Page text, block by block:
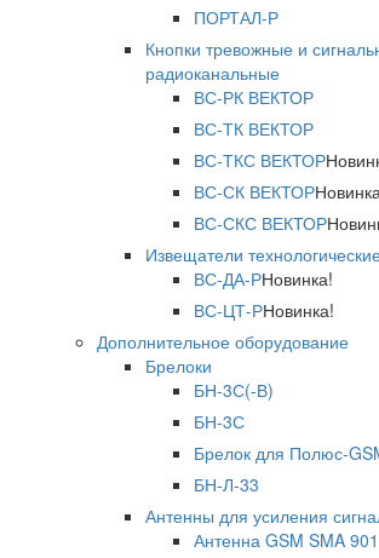
ПОРТАЛ-Р
Кнопки тревожные и
радиоканальные
ВС-РК ВЕКТОР
ВС-ТК ВЕКТОР
ВС-ТКС ВЕКТОР
ВС-СК ВЕКТОР
ВС-СКС ВЕКТОР
Извещатели
ВС-ДА-РНовинка!
ВС-ЦТ-РНовинка!
Дополнительное оборудование
Брелоки
БН-3С(-В)
БН-3С
Брелок для Полюс-
БН-Л-33
Антенны для усиления
Антенна GSM SMA 901